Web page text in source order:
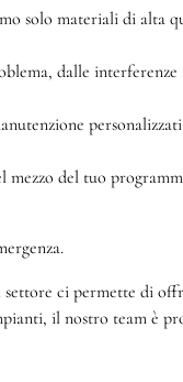
solo materiali di alta
dalle interferenze
mezzo del tuo
settore ci permette di
il nostro team è